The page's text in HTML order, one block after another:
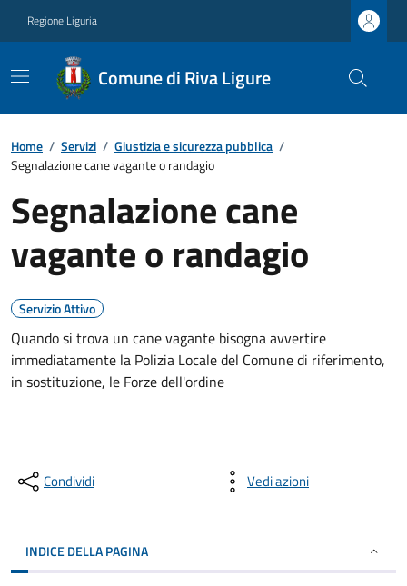
Regione Liguria
Comune di Riva Ligure
Home / Servizi / Giustizia e sicurezza pubblica /
Segnalazione cane vagante o randagio
Segnalazione cane
vagante o randagio
Servizio Attivo
Quando si trova un cane vagante bisogna avvertire
immediatamente la Polizia Locale del Comune di riferimento,
in sostituzione, le Forze dell'ordine
Condividi Vedi azioni
INDICE DELLA PAGINA